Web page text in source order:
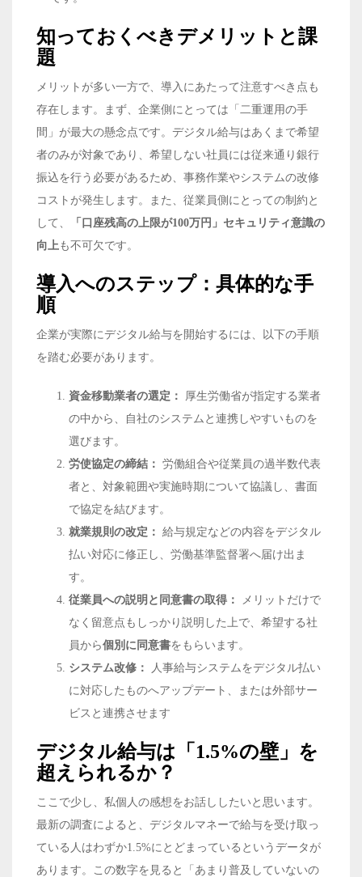
知っておくべきデメリットと課
題
メリットが多い一方で、導入にあたって注意すべき点も
存在します。まず、企業側にとっては「二重運用の手
間」が最大の懸念点です。デジタル給与はあくまで希望
者のみが対象であり、希望しない社員には従来通り銀行
振込を行う必要があるため、事務作業やシステムの改修
コストが発生します。また、従業員側にとっての制約と
して、
「口座残高の上限が100万円」セキュリティ意識の
向上も不可欠です。
導入へのステップ：具体的な手
順
企業が実際にデジタル給与を開始するには、以下の手順
を踏む必要があります。
資金移動業者の選定：
厚生労働省が指定する業者
の中から、自社のシステムと連携しやすいものを
選びます。
労使協定の締結： 労働組合や従業員の過半数代表
者と、対象範囲や実施時期について協議し、書面
で協定を結びます。
就業規則の改定： 給与規定などの内容をデジタル
払い対応に修正し、労働基準監督署へ届け出ま
す。
従業員への説明と同意書の取得：
メリットだけで
なく留意点もしっかり説明した上で、希望する社
員から個別に同意書をもらいます。
システム改修：
人事給与システムをデジタル払い
に対応したものへアップデート、または外部サー
ビスと連携させます
デジタル給与は「1.5%の壁」を
超えられるか？
ここで少し、私個人の感想をお話ししたいと思います。
最新の調査によると、デジタルマネーで給与を受け取っ
ている人はわずか1.5%にとどまっているというデータが
あります。この数字を見ると「あまり普及していないの